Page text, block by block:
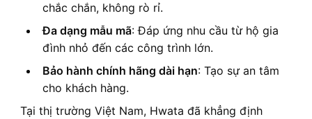
chắc chắn, không rò rỉ.
Đa dạng mẫu mã: Đáp ứng nhu cầu từ hộ gia
đình nhỏ đến các công trình lớn.
Bảo hành chính hãng dài hạn: Tạo sự an tâm
cho khách hàng.
Tại thị trường Việt Nam, Hwata đã khẳng định